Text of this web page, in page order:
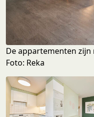
De appartementen
Foto: Reka